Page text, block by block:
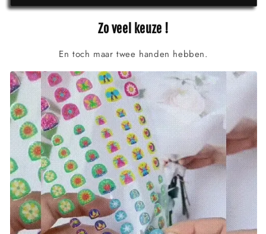
Zo veel keuze !
En toch maar twee handen hebben.